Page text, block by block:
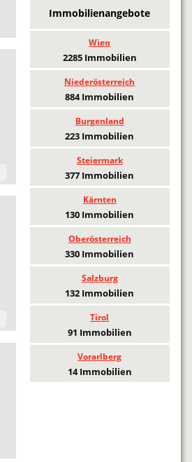
Immobilienangebote
Wien
2285 Immobilien
Niederösterreich
884 Immobilien
Burgenland
223 Immobilien
Steiermark
377 Immobilien
Kärnten
130 Immobilien
Oberösterreich
330 Immobilien
Salzburg
132 Immobilien
Tirol
91 Immobilien
Vorarlberg
14 Immobilien